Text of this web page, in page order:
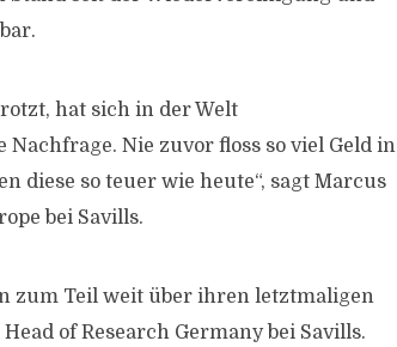
hat sich in der Welt
Nie zuvor floss so viel Geld in
diese so teuer wie heute“, sagt Marcus
bei Savills.
zum Teil weit über ihren letztmaligen
of Research Germany bei Savills.